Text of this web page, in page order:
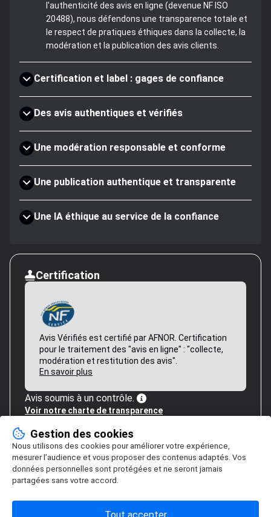
l'authenticité des avis en ligne (devenue NF ISO
20488), nous défendons une transparence totale et
le respect de pratiques éthiques dans la collecte, la
modération et la publication des avis clients.
Certification et label : gages de confiance
Des avis authentiques et vérifiés
Une modération responsable et conforme
Une publication authentique et transparente
Une IA éthique au service de la confiance
Certification
Avis Vérifiés est certifié par AFNOR. Certification
pour le traitement des "avis en ligne" : "collecte,
modération et restitution des avis".
En savoir plus
Avis soumis à un contrôle.
Voir notre charte de transparence
Gestion des cookies
Nous utilisons des cookies pour améliorer votre expérience,
mesurer l’audience et vous proposer des contenus adaptés. Vos
données personnelles sont protégées et ne seront jamais
partagées sans votre accord.